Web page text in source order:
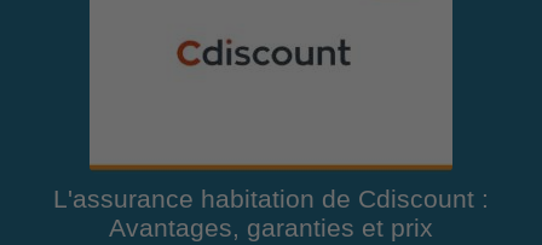
L'assurance habitation de Cdiscount :
Avantages, garanties et prix